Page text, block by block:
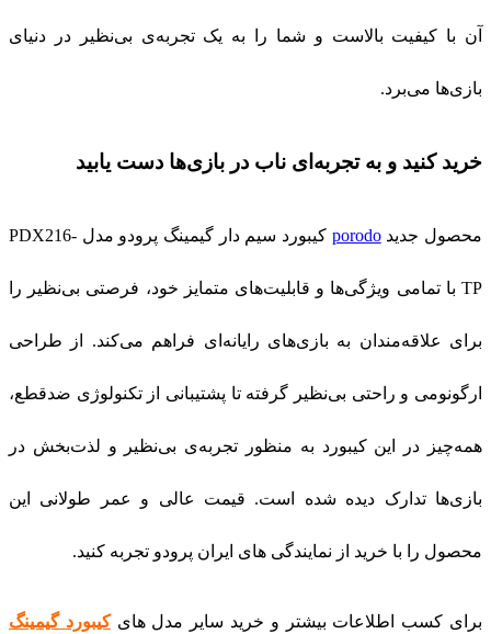
آن با کیفیت بالاست و شما را به یک تجربه‌ی بی‌نظیر در دنیای
بازی‌ها می‌برد.
خرید کنید و به تجربه‌ای ناب در بازی‌ها دست یابید
محصول جدیدporodo کیبورد سیم دار گیمینگ پرودو مدل PDX216-
TP با تمامی ویژگی‌ها و قابلیت‌های متمایز خود، فرصتی بی‌نظیر را
برای علاقه‌مندان به بازی‌های رایانه‌ای فراهم می‌کند. از طراحی
ارگونومی و راحتی بی‌نظیر گرفته تا پشتیبانی از تکنولوژی ضدقطع،
همه‌چیز در این کیبورد به منظور تجربه‌ی بی‌نظیر و لذت‌بخش در
بازی‌ها تدارک دیده شده است. قیمت عالی و عمر طولانی این
محصول را با خرید از نمایندگی های ایران پرودو تجربه کنید.
برای کسب اطلاعات بیشتر و خرید سایر مدل هایکیبورد گیمینگ